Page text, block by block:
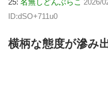
25: 名無しどんぶらこ 2026/
ID:dSO+711u0
横柄な態度が滲み